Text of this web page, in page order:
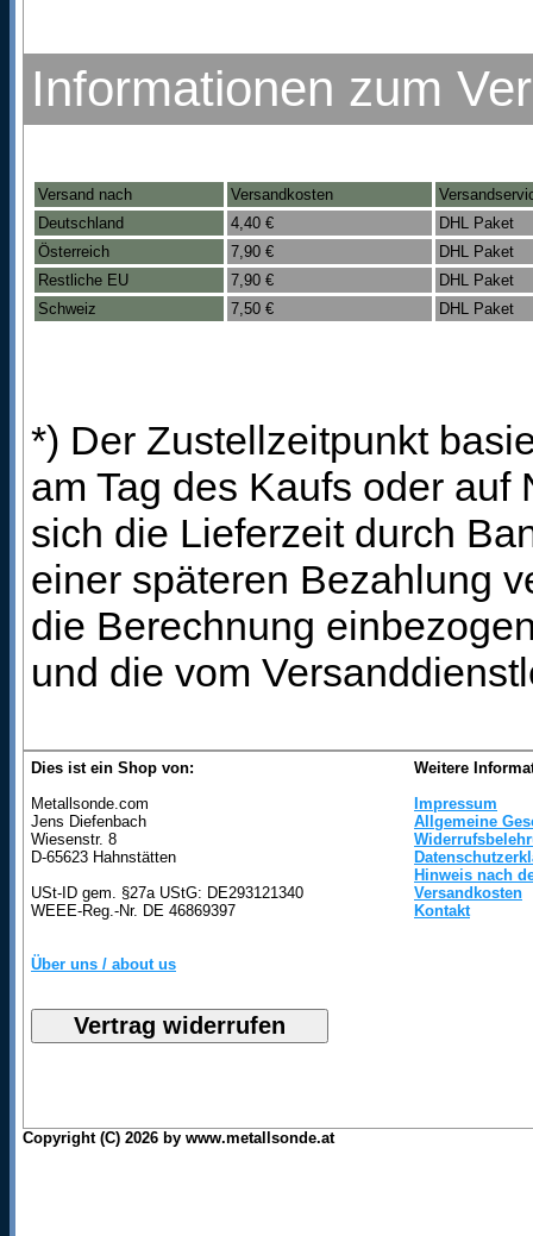
Informationen zum
Versand nach Versandkosten
Deutschland
4,40 €
DHL Paket
Österreich
7,90 €
DHL Paket
Restliche EU
7,90 €
DHL Paket
Schweiz
7,50 € DHL Paket
*) Der Zustellzeitpunkt
am Tag des Kaufs oder
sich die Lieferzeit durch
einer späteren Bezahlung
die Berechnung
und die vom
Dies ist ein Shop von:
Metallsonde.com
Jens Diefenbach
Wiesenstr. 8
D-65623 Hahnstätten
USt-ID gem. §27a UStG: DE293121340
WEEE-Reg.-Nr. DE 46869397
Über uns / about us
Weitere
Impressum
Allgemeine
Hinweis nach
Versandkosten
Kontakt
Copyright (C) 2026 by www.metallsonde.at